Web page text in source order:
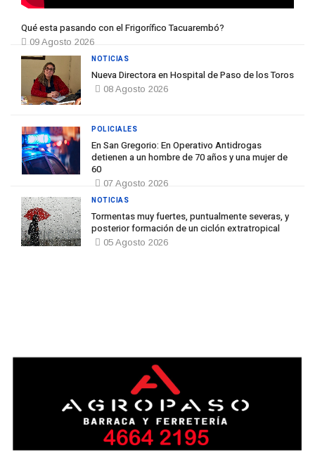
Qué esta pasando con el Frigorífico Tacuarembó?
09 Agosto 2026
Nueva Directora en Hospital de Paso de los Toros
08 Agosto 2026
NOTICIAS
En San Gregorio: En Operativo Antidrogas
detienen a un hombre de 70 años y una mujer de
60
07 Agosto 2026
POLICIALES
Tormentas muy fuertes, puntualmente severas, y
posterior formación de un ciclón extratropical
05 Agosto 2026
NOTICIAS